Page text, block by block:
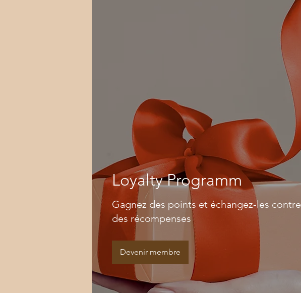
Loyalty Programm
Gagnez des points et échangez-les contre
des récompenses
Devenir membre